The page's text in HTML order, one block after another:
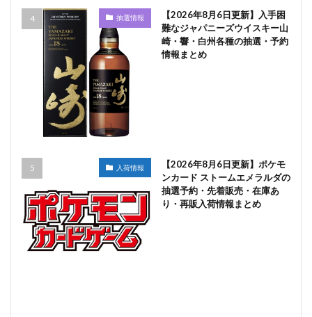
抽選情報
【2026年8月6日更新】入手困
難なジャパニーズウイスキー山
崎・響・白州各種の抽選・予約
情報まとめ
入荷情報
【2026年8月6日更新】ポケモ
ンカード ストームエメラルダの
抽選予約・先着販売・在庫あ
り・再販入荷情報まとめ